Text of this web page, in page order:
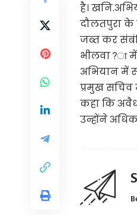
है।
दौलतपुरा के
जब्त कर
भीलवा?ा में
अभियान में
प्रमुख सचिव
कहा कि अवैध
उन्होंने